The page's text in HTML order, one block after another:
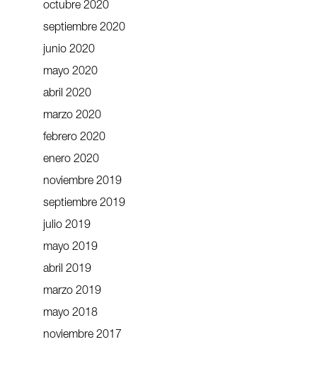
octubre 2020
septiembre 2020
junio 2020
mayo 2020
abril 2020
marzo 2020
febrero 2020
enero 2020
noviembre 2019
septiembre 2019
julio 2019
mayo 2019
abril 2019
marzo 2019
mayo 2018
noviembre 2017